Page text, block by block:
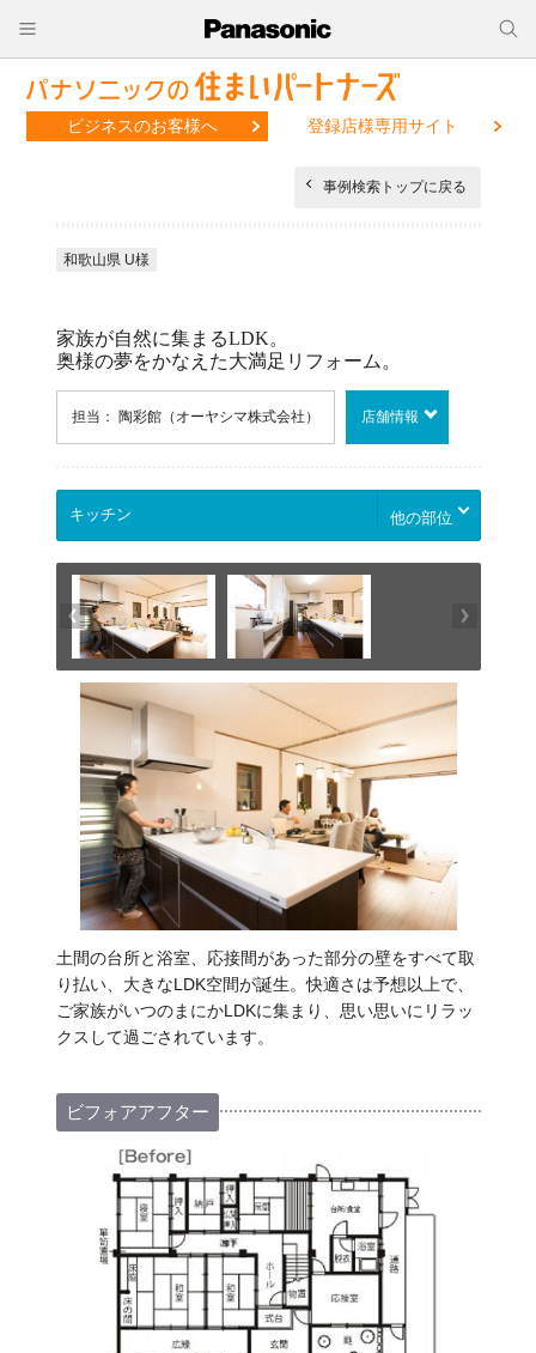
ビジネスのお客様へ 登録店様専用サイト
事例検索トップに戻る
和歌山県 U様
家族が自然に集まるLDK。
奥様の夢をかなえた大満足リフォーム。
担当： 陶彩館（オーヤシマ株式会社） 店舗情報
他の部位
土間の台所と浴室、応接間があった部分の壁をすべて取
り払い、大きなLDK空間が誕生。快適さは予想以上で、
ご家族がいつのまにかLDKに集まり、思い思いにリラッ
クスして過ごされています。
ビフォアアフター